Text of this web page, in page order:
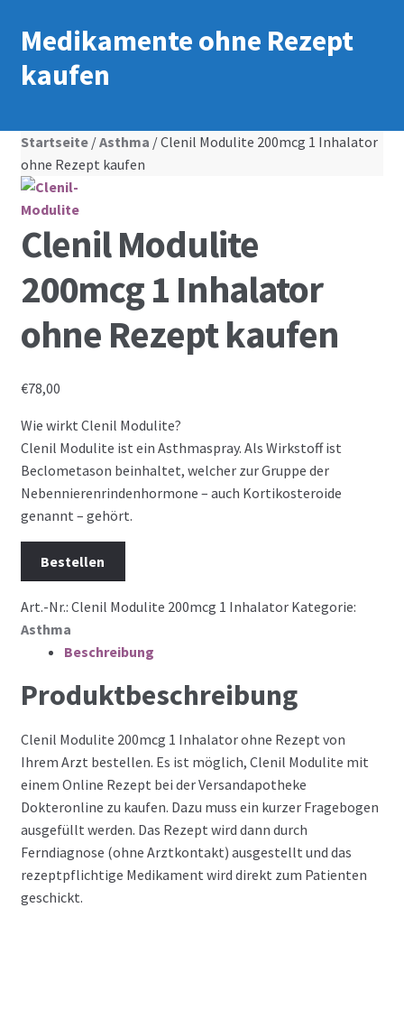
Medikamente ohne Rezept
kaufen
Startseite/Asthma / Clenil Modulite 200mcg 1 Inhalator
ohne Rezept kaufen
Clenil Modulite
200mcg 1 Inhalator
ohne Rezept kaufen
€78,00
Wie wirkt Clenil Modulite?
Clenil Modulite ist ein Asthmaspray. Als Wirkstoff ist
Beclometason beinhaltet, welcher zur Gruppe der
Nebennierenrindenhormone – auch Kortikosteroide
genannt – gehört.
Bestellen
Art.-Nr.: Clenil Modulite 200mcg 1 Inhalator Kategorie:
Asthma
Beschreibung
Produktbeschreibung
Clenil Modulite 200mcg 1 Inhalator ohne Rezept von
Ihrem Arzt bestellen. Es ist möglich, Clenil Modulite mit
einem Online Rezept bei der Versandapotheke
Dokteronline zu kaufen. Dazu muss ein kurzer Fragebogen
ausgefüllt werden. Das Rezept wird dann durch
Ferndiagnose (ohne Arztkontakt) ausgestellt und das
rezeptpflichtige Medikament wird direkt zum Patienten
geschickt.